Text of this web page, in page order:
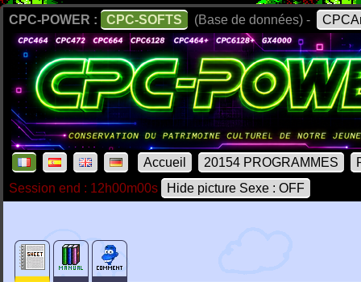
CPC-POWER : CPC-SOFTS (Base de données) -
Accueil 20154 PROGRAMMES
Session end : 12h00m00s
Hide picture Sexe : OFF